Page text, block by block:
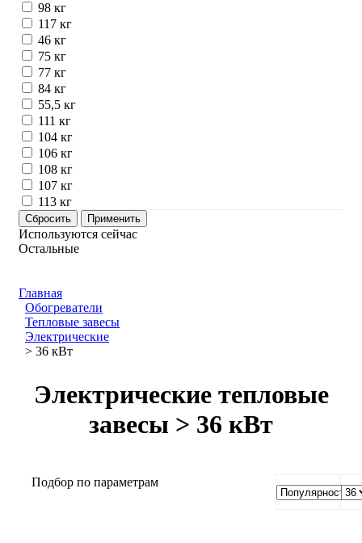
98 кг
117 кг
46 кг
75 кг
77 кг
84 кг
55,5 кг
111 кг
104 кг
106 кг
108 кг
107 кг
113 кг
Используются сейчас
Остальные
Главная
Обогреватели
Тепловые завесы
Электрические
> 36 кВт
Электрические тепловые
завесы > 36 кВт
Подбор по параметрам